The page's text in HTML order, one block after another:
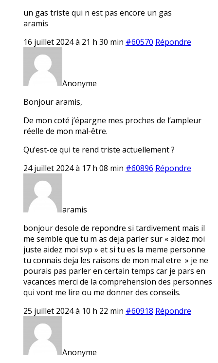
un gas triste qui n est pas encore un gas
aramis
16 juillet 2024 à 21 h 30 min #60570 Répondre
Anonyme
Bonjour aramis,
De mon coté j’épargne mes proches de l’ampleur
réelle de mon mal-être.
Qu’est-ce qui te rend triste actuellement ?
24 juillet 2024 à 17 h 08 min #60896 Répondre
aramis
bonjour desole de repondre si tardivement mais il
me semble que tu m as deja parler sur « aidez moi
juste aidez moi svp » et si tu es la meme personne
tu connais deja les raisons de mon mal etre » je ne
pourais pas parler en certain temps car je pars en
vacances merci de la comprehension des personnes
qui vont me lire ou me donner des conseils.
25 juillet 2024 à 10 h 22 min #60918 Répondre
Anonyme